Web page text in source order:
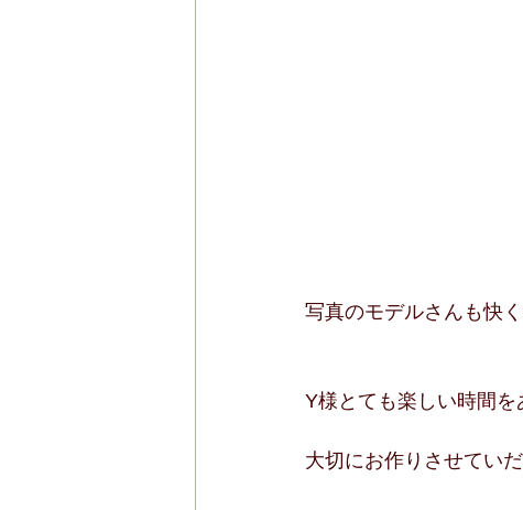
写真のモデルさんも快
Y様とても楽しい時間を
大切にお作りさせていだ